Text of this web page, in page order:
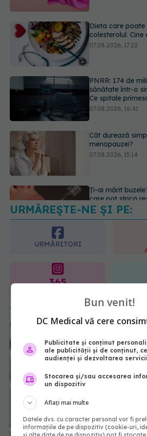
PNRR: 174 de
sănătate într-o
Ce spitale
Cât durează
menopauzei?
07.08.2026, 15:14
Ți-ai mărit
care pot strica
injectarea cu acid
Testul din deget
indica riscul
07.08.2026, 18:34
URMĂREȘTE-NE ȘI PE:
URMĂRITORI
URMĂRITORI
ARTICOLE SIMILARE
Semnul care poate indica un risc
diabet. Ce au descoperit
02 aug 2026, 15:41
Bun venit!
DC Medical vă cere
Publicitate și conținut
ale publicității și de conținut,
audienței și dezvoltarea
Stocarea și/sau accesarea
un dispozitiv
Aflați mai multe
Datele dvs. cu caracter personal vor fi
informațiile de pe dispozitiv (cookie-uri,